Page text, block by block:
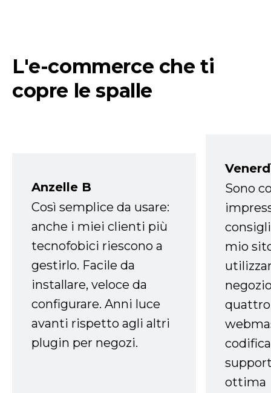
L'e-commerce che ti
copre le spalle
Anzelle B
Così semplice da usare:
anche i miei clienti più
tecnofobici riescono a
gestirlo. Facile da
installare, veloce da
configurare. Anni luce
avanti rispetto agli altri
plugin per negozi.
Sono
mio
ottima